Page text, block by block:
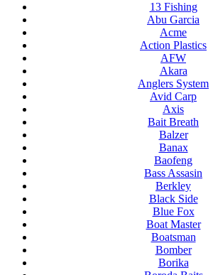
13 Fishing
Abu Garcia
Acme
Action Plastics
AFW
Akara
Anglers System
Avid Carp
Axis
Bait Breath
Balzer
Banax
Baofeng
Bass Assasin
Berkley
Black Side
Blue Fox
Boat Master
Boatsman
Bomber
Borika